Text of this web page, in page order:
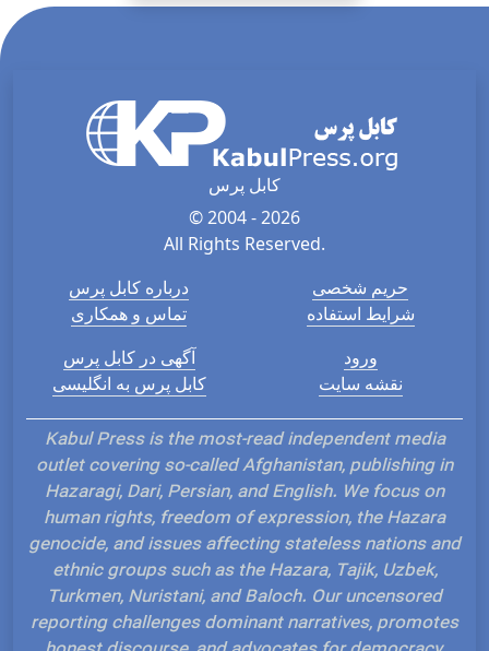
کابل پرس
© 2004 - 2026
All Rights Reserved.
درباره کابل پرس
تماس و همکاری
حریم شخصی
شرایط استفاده
آگهی در کابل پرس
کابل پرس به انگلیسی
ورود
نقشه سایت
Kabul Press is the most-read independent media
outlet covering so-called Afghanistan, publishing in
Hazaragi, Dari, Persian, and English. We focus on
human rights, freedom of expression, the Hazara
genocide, and issues affecting stateless nations and
ethnic groups such as the Hazara, Tajik, Uzbek,
Turkmen, Nuristani, and Baloch. Our uncensored
reporting challenges dominant narratives, promotes